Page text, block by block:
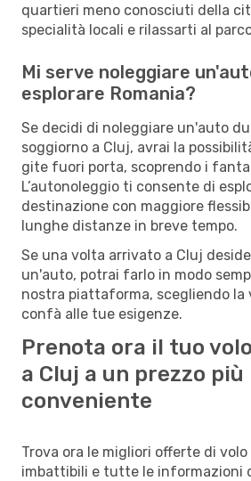
quartieri meno conosciuti della
specialità locali e rilassarti al
Mi serve noleggiare
esplorare Romania?
Se decidi di noleggiare un'auto
soggiorno a Cluj, avrai la
gite fuori porta, scoprendo i
L’autonoleggio ti consente di
destinazione con maggiore
lunghe distanze in breve tempo.
Se una volta arrivato a Cluj
un'auto, potrai farlo in modo
nostra piattaforma, scegliendo la
confà alle tue esigenze.
Prenota ora il tuo
a Cluj a un prezzo più
conveniente
Trova ora le migliori offerte di volo
imbattibili e tutte le informazioni